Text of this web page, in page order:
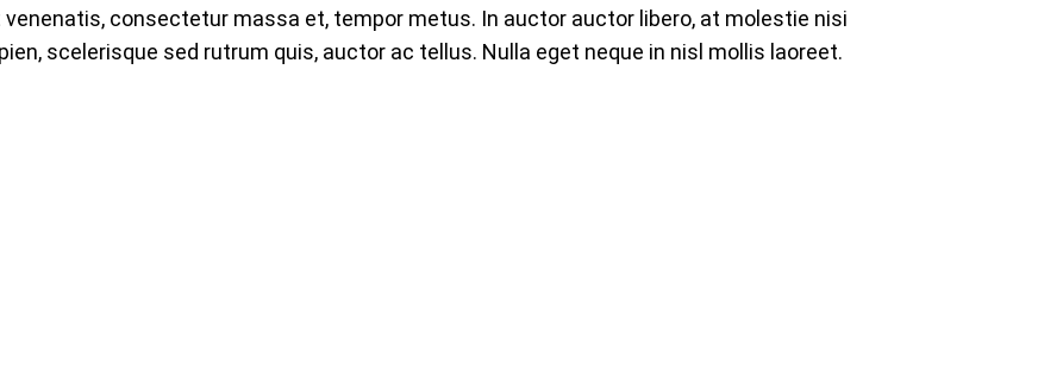
consectetur massa et, tempor metus. In auctor auctor libero, at molestie nisi
scelerisque sed rutrum quis, auctor ac tellus. Nulla eget neque in nisl mollis laoreet.